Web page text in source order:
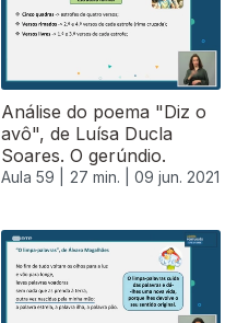
Análise do poema "Diz o
avô", de Luísa Ducla
Soares. O gerúndio.
Aula 59 | 27 min. | 09 jun. 2021